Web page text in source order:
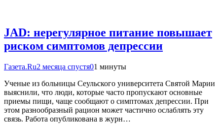
JAD: нерегулярное питание повышает
риском симптомов депрессии
Газета.Ru2 месяца спустя01 минуты
Ученые из больницы Сеульского университета Святой Марии
выяснили, что люди, которые часто пропускают основные
приемы пищи, чаще сообщают о симптомах депрессии. При
этом разнообразный рацион может частично ослаблять эту
связь. Работа опубликована в журн…